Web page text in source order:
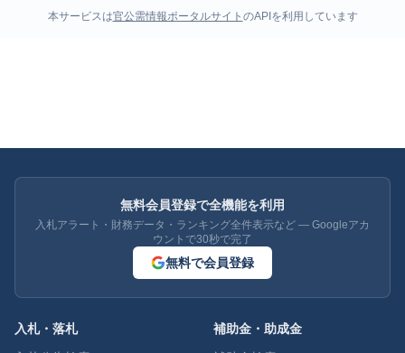
本サービスは官公需情報ポータルサイト のAPIを利用しています
無料会員登録で全機能を利用
入札アラート・財務データ・ランキング全件表示など — Googleアカ
ウントで30秒で完了
無料で会員登録
入札・落札
補助金・助成金